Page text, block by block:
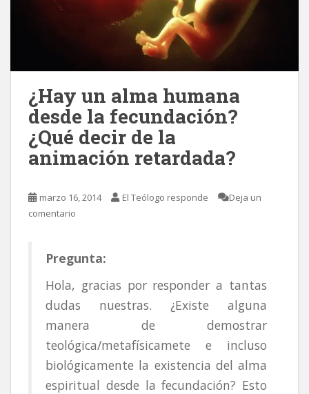
¿Hay un alma humana
desde la fecundación?
¿Qué decir de la
animación retardada?
marzo 16, 2014 El Teólogo responde
Deja un
comentario
Pregunta:
Hola, gracias por responder a tantas
dudas nuestras. ¿Existe alguna
manera de demostrar
teológica/metafísicamete e incluso
biológicamente la existencia del alma
espiritual desde la fecundación? Esto